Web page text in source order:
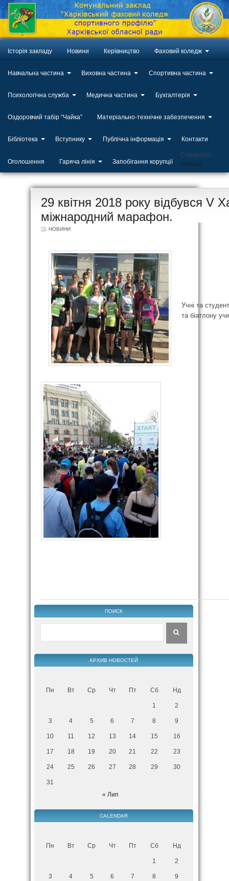
Історія закладу Новини Керівництво Фаховий коледж
Навчальна частина Виховна частина Спортивна частина
Психологічна служба Медична частина Бухгалтерія
Оздоровчий табір “Чайка” Матеріально-технічне забезпечення
Бібліотека Вступнику Публічна інформація Контакти
Оголошення Гаряча лінія Запобігання корупції
Categories
Новини
20
29 квітня 2018 року відбувся V
міжнародний марафон.
НОВИНИ
Учні та
та біатлону
ПОИСК
АРХИВ НОВОСТЕЙ
Пн Вт Ср Чт Пт Сб Нд
1 2
3 4 5 6 7 8 9
10 11 12 13 14 15 16
17 18 19 20 21 22 23
24 25 26 27 28 29 30
31
« Лип
CALENDAR
Пн Вт Ср Чт Пт Сб Нд
1 2
3 4 5 6 7 8 9